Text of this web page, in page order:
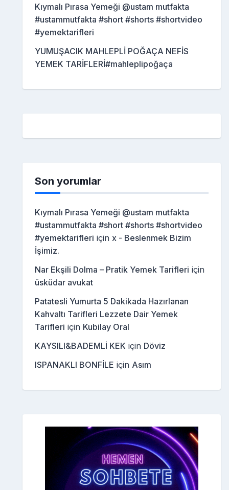
Kıymalı Pırasa Yemeği @ustam mutfakta
#ustammutfakta #short #shorts #shortvideo
#yemektarifleri
YUMUŞACIK MAHLEPLİ POĞAÇA NEFİS
YEMEK TARİFLERİ#mahleplipoğaça
Son yorumlar
Kıymalı Pırasa Yemeği @ustam mutfakta
#ustammutfakta #short #shorts #shortvideo
#yemektarifleri için x - Beslenmek Bizim
İşimiz.
Nar Ekşili Dolma – Pratik Yemek Tarifleri için
üsküdar avukat
Patatesli Yumurta 5 Dakikada Hazırlanan
Kahvaltı Tarifleri Lezzete Dair Yemek
Tarifleri için Kubilay Oral
KAYSILI&BADEMLİ KEK için Döviz
ISPANAKLI BONFİLE için Asım